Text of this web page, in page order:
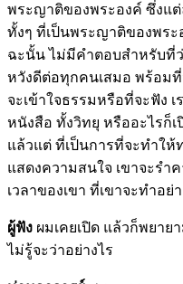
พระญาติของพระองค์ ซึ่งแ
ทั้งๆ ที่เป็นพระญาติของพระ
ฉะนั้น ไม่มีคำตอบสำหรับที่
หวังดีต่อทุกคนเสมอ พร้อม
จะเข้าใจธรรมหรือที่จะฟัง
หนังสือ ทั้งวิทยุ หรืออะไรก็
แล้วแต่ ที่เป็นการที่จะทำใ
แสดงความสนใจ เขาจะรำ
เวลาของเขา ที่เขาจะทำอย่
ผู้ฟัง ผมเคยเปิด แล้วก็พยาย
ไม่รู้จะว่าอย่างไร